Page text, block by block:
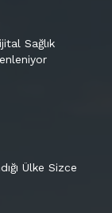
Sağlık
Ülke Sizce